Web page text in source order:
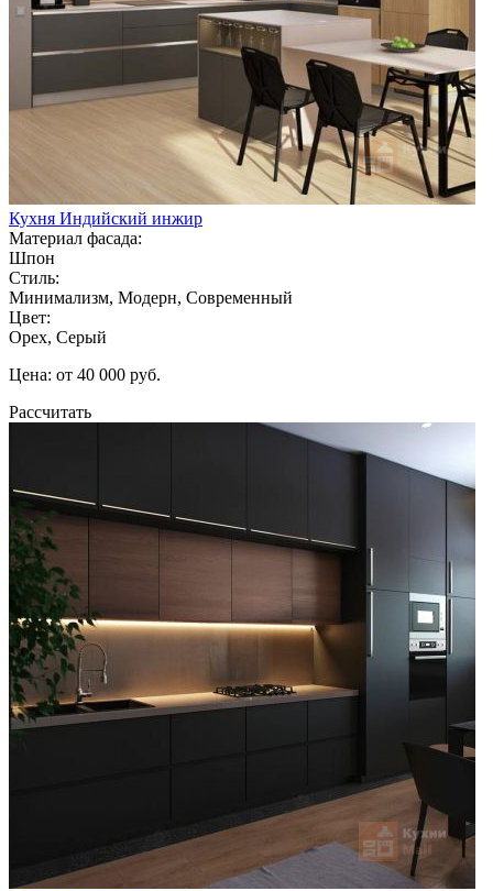
Кухня Индийский инжир
Материал фасада:
Шпон
Стиль:
Минимализм, Модерн, Современный
Цвет:
Орех, Серый
Цена: от 40 000 руб.
Рассчитать